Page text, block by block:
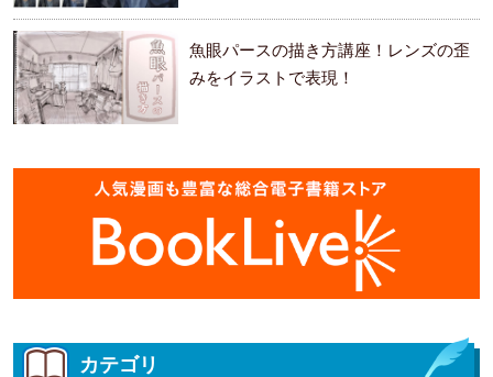
ます。
魚眼パースの描き方講座！レンズの歪
みをイラストで表現！
カテゴリ